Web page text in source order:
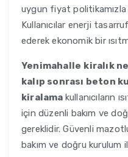
uygun fiyat
Kullanıcılar enerji
ederek ekonomik bir
Yenimahalle kiralık
kalıp sonrası beton
kiralama kullanıcıların
için düzenli bakım ve
gereklidir. Güvenli mazotlu
bakım ve doğru kurulum